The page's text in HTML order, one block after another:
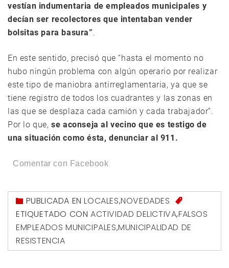
vestían indumentaria de empleados municipales y
decían ser recolectores que intentaban vender
bolsitas para basura”.
En este sentido, precisó que “hasta el momento no
hubo ningún problema con algún operario por realizar
este tipo de maniobra antirreglamentaria, ya que se
tiene registro de todos los cuadrantes y las zonas en
las que se desplaza cada camión y cada trabajador”.
Por lo que,se aconseja al vecino que es testigo de
una situación como ésta, denunciar al 911.
Comentar con Facebook
PUBLICADA ENLOCALES,NOVEDADES
ETIQUETADO CON ACTIVIDAD DELICTIVA,FALSOS
EMPLEADOS MUNICIPALES,MUNICIPALIDAD DE
RESISTENCIA